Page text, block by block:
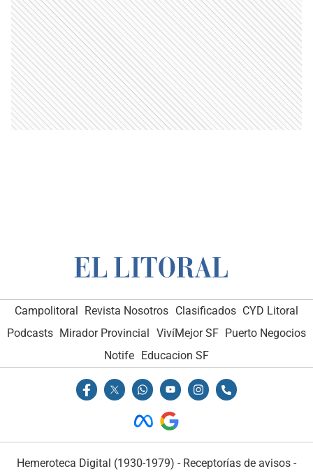
Campolitoral Revista Nosotros Clasificados CYD Litoral
Podcasts Mirador Provincial VivíMejor SF Puerto Negocios
Notife
Educacion SF
Hemeroteca Digital (1930-1979) - Receptorías de avisos -